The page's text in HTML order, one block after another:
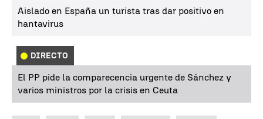
Aislado en España un turista tras dar positivo en
hantavirus
DIRECTO
El PP pide la comparecencia urgente de Sánchez y
varios ministros por la crisis en Ceuta